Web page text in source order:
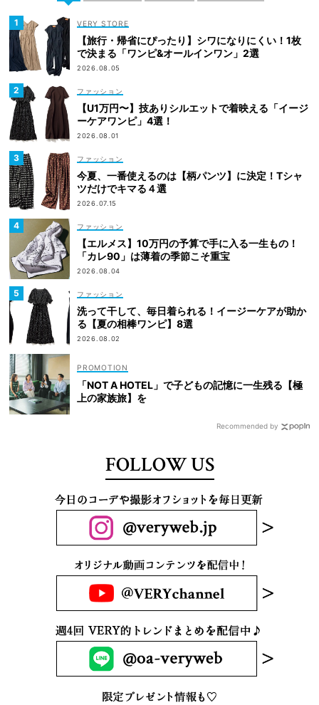
VERY STORE
【旅行・帰省にぴったり】シワになりにくい！1枚
で決まる「ワンピ&オールインワン」2選
2026.08.05
ファッション
【U1万円〜】技ありシルエットで着映える「イージ
ーケアワンピ」4選！
2026.08.01
ファッション
今夏、一番使えるのは【柄パンツ】に決定！Tシャ
ツだけでキマる４選
2026.07.15
ファッション
【エルメス】10万円の予算で手に入る一生もの！
「カレ90」は薄着の季節こそ重宝
2026.08.04
ファッション
洗って干して、毎日着られる！イージーケアが助か
る【夏の相棒ワンピ】8選
2026.08.02
「NOT A HOTEL」で子どもの記憶に一生残る【極
上の家族旅】を
Recommended by
FOLLOW US